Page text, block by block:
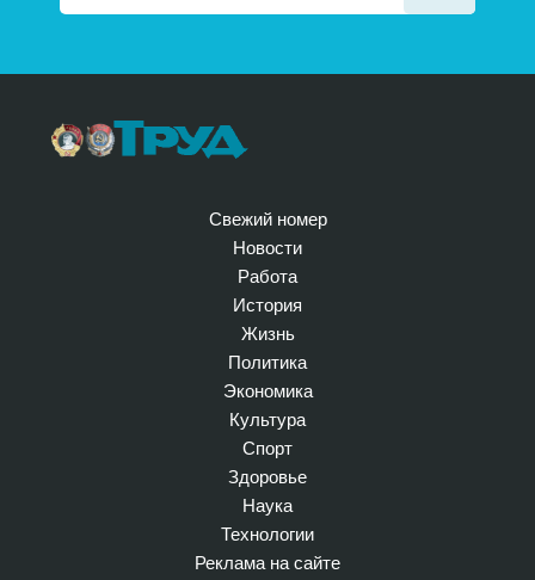
Свежий номер
Новости
Работа
История
Жизнь
Политика
Экономика
Культура
Спорт
Здоровье
Наука
Технологии
Реклама на сайте